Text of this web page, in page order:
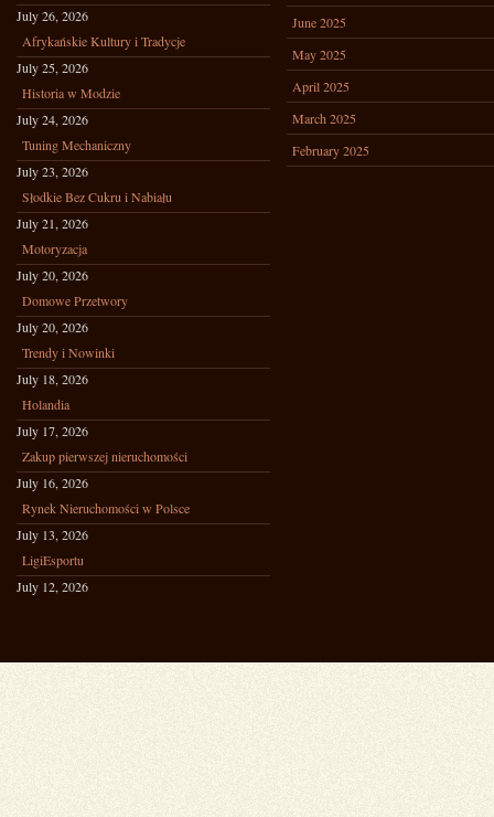
July 26, 2026
Afrykańskie Kultury i Tradycje
July 25, 2026
Historia w Modzie
July 24, 2026
Tuning Mechaniczny
July 23, 2026
Słodkie Bez Cukru i Nabiału
July 21, 2026
Motoryzacja
July 20, 2026
Domowe Przetwory
July 20, 2026
Trendy i Nowinki
July 18, 2026
Holandia
July 17, 2026
Zakup pierwszej nieruchomości
July 16, 2026
Rynek Nieruchomości w Polsce
July 13, 2026
LigiEsportu
July 12, 2026
June 2025
May 2025
April 2025
March 2025
February 2025